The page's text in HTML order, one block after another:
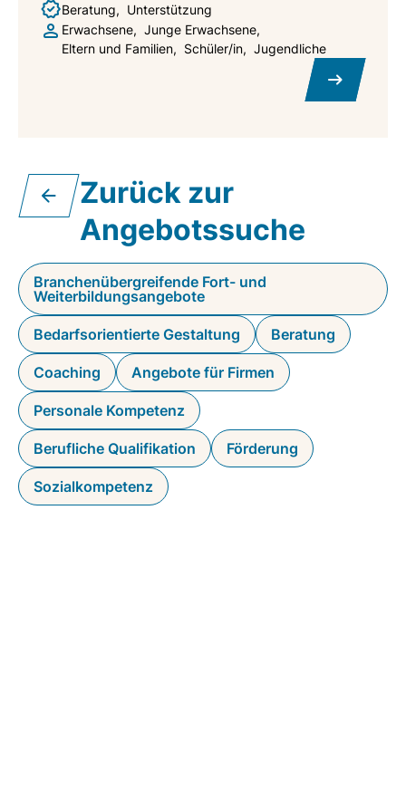
Beratung
Unterstützung
Erwachsene
Junge Erwachsene
Eltern und Familien
Schüler/in Jugendliche
Zurück zur
Angebotssuche
Branchenübergreifende Fort- und
Weiterbildungsangebote
Bedarfsorientierte Gestaltung Beratung
Coaching Angebote für Firmen
Personale Kompetenz
Berufliche Qualifikation Förderung
Sozialkompetenz